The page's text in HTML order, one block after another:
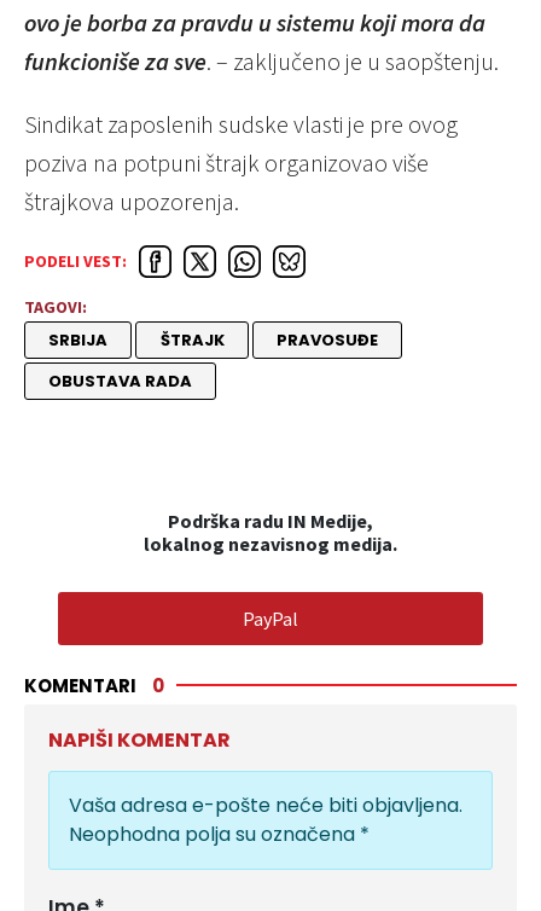
ovo je borba za pravdu u sistemu koji mora da
funkcioniše za sve. – zaključeno je u saopštenju.
Sindikat zaposlenih sudske vlasti je pre ovog
poziva na potpuni štrajk organizovao više
štrajkova upozorenja.
PODELI VEST:
TAGOVI:
SRBIJA ŠTRAJK
PRAVOSUĐE
OBUSTAVA RADA
Podrška radu IN Medije,
lokalnog nezavisnog medija.
PayPal
KOMENTARI 0
NAPIŠI KOMENTAR
Vaša adresa e-pošte neće biti objavljena.
Neophodna polja su označena *